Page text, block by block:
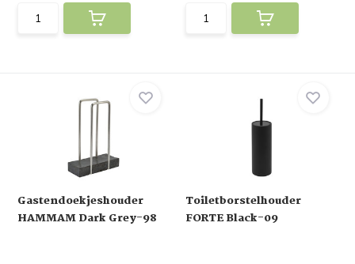
Gastendoekjeshouder
HAMMAM Dark Grey-98
Toiletborstelhouder
FORTE Black-09